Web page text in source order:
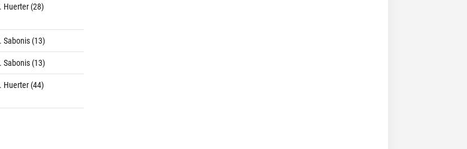
Huerter (28)
Sabonis (13)
Sabonis (13)
Huerter (44)